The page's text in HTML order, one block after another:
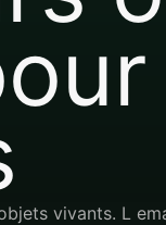
vivants. L